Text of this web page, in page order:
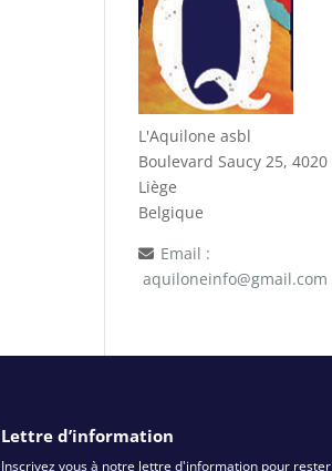
L'Aquilone asbl
Boulevard Saucy 25, 4020
Liège
Belgique
Email :
aquiloneinfo@gmail.com
Lettre d’information
Inscrivez vous à notre lettre d'information pour rester